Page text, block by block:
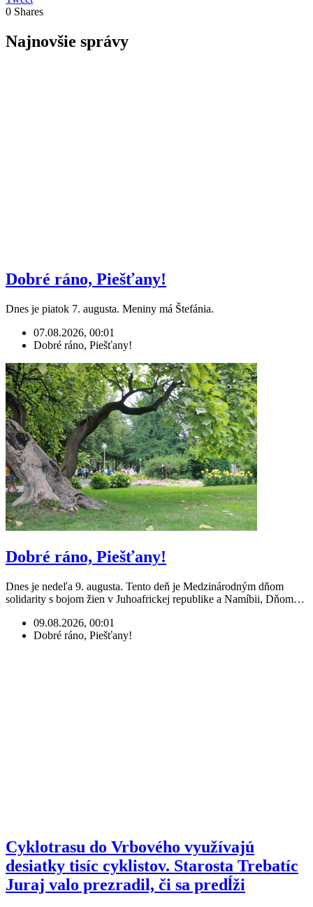
0 Shares
Najnovšie správy
Dobré ráno, Piešťany!
Dnes je piatok 7. augusta. Meniny má Štefánia.
07.08.2026, 00:01
Dobré ráno, Piešťany!
Dobré ráno, Piešťany!
Dnes je nedeľa 9. augusta. Tento deň je Medzinárodným dňom
solidarity s bojom žien v Juhoafrickej republike a Namíbii, Dňom…
09.08.2026, 00:01
Dobré ráno, Piešťany!
Cyklotrasu do Vrbového využívajú
desiatky tisíc cyklistov. Starosta Trebatíc
Juraj valo prezradil, či sa predĺži